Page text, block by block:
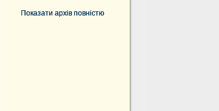
Показати архів повністю